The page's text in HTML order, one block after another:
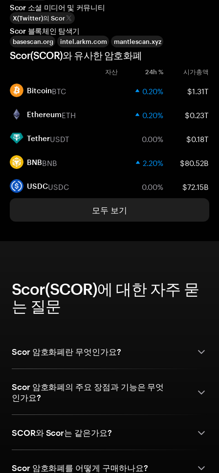
Scor 소셜 미디어 및 커뮤니티
X(Twitter)의 Scor
Scor 블록체인 탐색기
basescan.org intel.arkm.com mantlescan.xyz
Scor(SCOR)와 유사한 암호화폐
자산 24h % 시가총액
BitcoinBTC 0.20% $1.31T
EthereumETH 0.20% $0.23T
TetherUSDT 0.00% $0.18T
BNBBNB 2.20% $80.52B
USDCUSDC 0.00% $72.15B
모두 보기
Scor(SCOR)에 대한 자주 묻
는 질문
Scor 암호화폐란 무엇인가요?
Scor 암호화폐의 주요 장점과 기능은 무엇
인가요?
SCOR와 Scor는 같은가요?
Scor 암호화폐를 어떻게 구매하나요?